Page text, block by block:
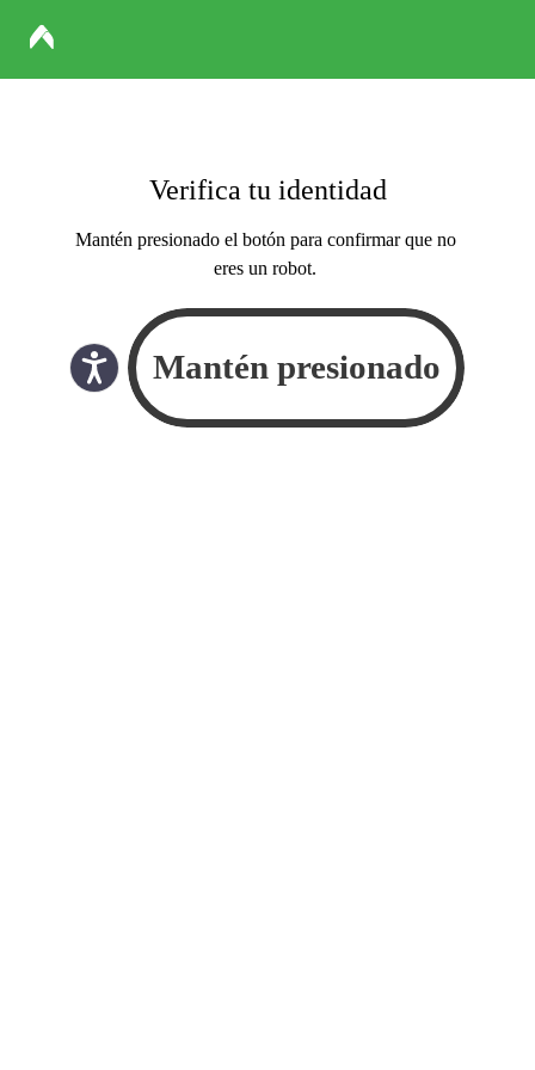
Verifica tu identidad
Mantén presionado el botón para confirmar que no
eres un robot.